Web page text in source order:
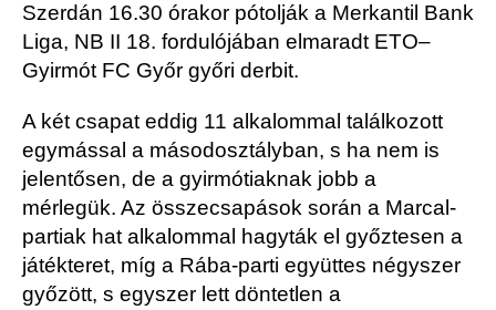
Szerdán 16.30 órakor pótolják a Merkantil Bank
Liga, NB II 18. fordulójában elmaradt ETO–
Gyirmót FC Győr győri derbit.
A két csapat eddig 11 alkalommal találkozott
egymással a másodosztályban, s ha nem is
jelentősen, de a gyirmótiaknak jobb a
mérlegük. Az összecsapások során a Marcal-
partiak hat alkalommal hagyták el győztesen a
játékteret, míg a Rába-parti együttes négyszer
győzött, s egyszer lett döntetlen a